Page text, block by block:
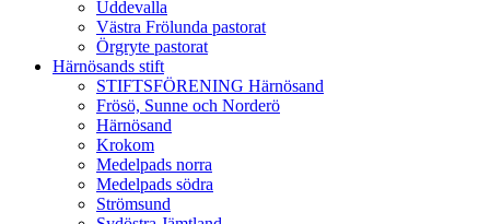
Uddevalla
Västra Frölunda pastorat
Örgryte pastorat
Härnösands stift
STIFTSFÖRENING Härnösand
Frösö, Sunne och Norderö
Härnösand
Krokom
Medelpads norra
Medelpads södra
Strömsund